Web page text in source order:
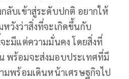
ลับเข้าสู่ระดับปกติ อยากให้
วังว่าสิ่งที่จะเกิดขึ้นกับ
ะมีแต่ความมั่นคง โดยสิ่งที่
พร้อมจะส่งมอบประเทศที่มี
มพร้อมเดินหน้าเศรษฐกิจไป